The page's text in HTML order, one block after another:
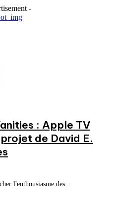
-
: Apple TV
de David E.
l'enthousiasme des...